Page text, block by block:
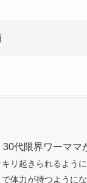
30代限界ワーマ
リ起きられるよう
で体力が持つように